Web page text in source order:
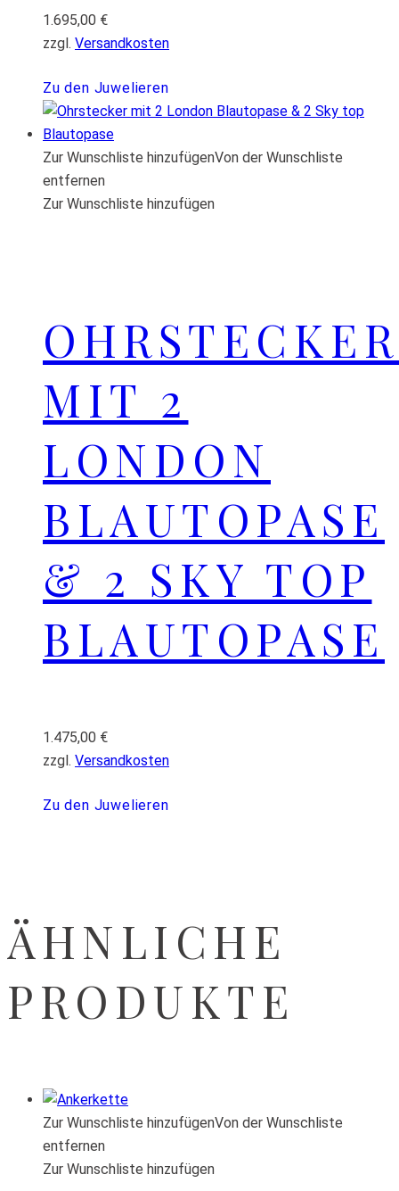
1.695,00 €
zzgl. Versandkosten
Zu den Juwelieren
Zur Wunschliste hinzufügenVon der Wunschliste
entfernen
Zur Wunschliste hinzufügen
OHRSTECKER
MIT 2
LONDON
BLAUTOPASE
& 2 SKY TOP
BLAUTOPASE
1.475,00 €
zzgl. Versandkosten
Zu den Juwelieren
ÄHNLICHE
PRODUKTE
Zur Wunschliste hinzufügenVon der Wunschliste
entfernen
Zur Wunschliste hinzufügen